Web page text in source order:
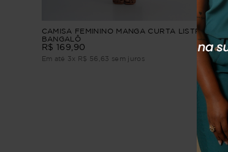
CAMISA FEMININO MANGA CURTA LISTRADA
BANGALÔ
R$ 169 90
Em até 3x R$ 56 63 sem juros